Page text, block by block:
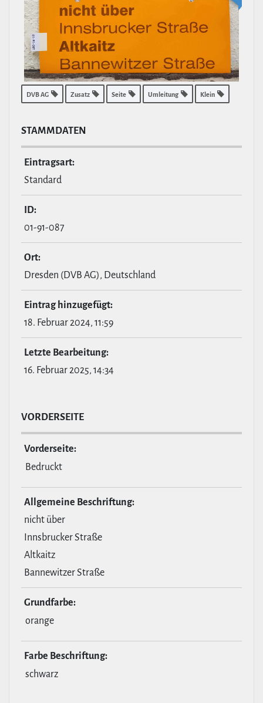
DVB AG Zusatz Seite Umleitung Klein
STAMM­DATEN
Ein­tragsart:
Standard
ID:
01-91-087
Ort:
Dresden (DVB AG), Deutschland
Eintrag hin­zu­ge­fügt:
18. Februar 2024, 11:59
Letzte Bear­bei­tung:
16. Februar 2025, 14:34
VOR­DER­SEITE
Vor­der­seite:
Bedruckt
All­ge­meine Beschrif­tung:
nicht über
Innsbrucker Straße
Altkaitz
Bannewitzer Straße
Grund­farbe:
orange
Farbe Beschrif­tung:
schwarz